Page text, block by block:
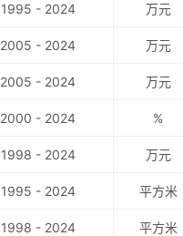
1995 - 2024 万元
2005 - 2024 万元
2005 - 2024 万元
2000 - 2024 %
1998 - 2024 万元
1995 - 2024 平方米
1998 - 2024 平方米